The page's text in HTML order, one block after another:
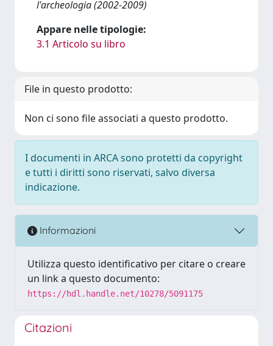
l'archeologia (2002-2009)
Appare nelle tipologie:
3.1 Articolo su libro
File in questo prodotto:
Non ci sono file associati a questo prodotto.
I documenti in ARCA sono protetti da copyright
e tutti i diritti sono riservati, salvo diversa
indicazione.
Informazioni
Utilizza questo identificativo per citare o creare
un link a questo documento:
https://hdl.handle.net/10278/5091175
Citazioni